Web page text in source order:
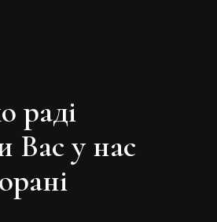
раді
Вас у нас